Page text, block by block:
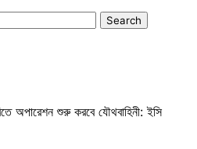
অপারেশন শুরু করবে যৌথবাহিনী: ইসি